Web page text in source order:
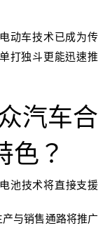
动车技术已成为传
打独斗更能迅速推
汽车合
色？
池技术将直接支援
与销售通路将推广